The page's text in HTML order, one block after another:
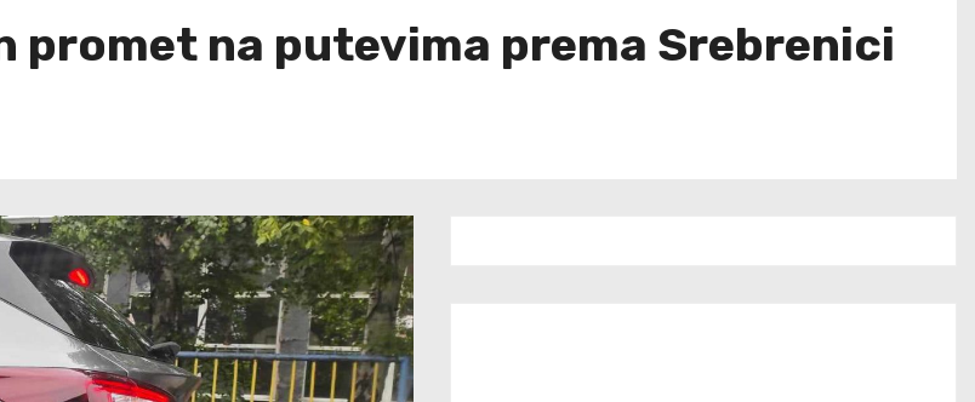
promet na putevima prema Srebrenici